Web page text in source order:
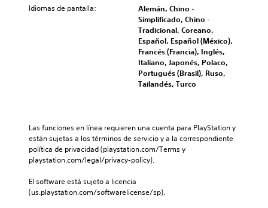
Idiomas de pantalla:
Alemán, Chino -
Simplificado, Chino -
Tradicional, Coreano,
Español, Español (México),
Francés (Francia), Inglés,
Italiano, Japonés, Polaco,
Portugués (Brasil), Ruso,
Tailandés, Turco
Las funciones en línea requieren una cuenta para PlayStation y
están sujetas a los términos de servicio y a la correspondiente
política de privacidad (playstation.com/Terms y
playstation.com/legal/privacy-policy).
El software está sujeto a licencia
(us.playstation.com/softwarelicense/sp).